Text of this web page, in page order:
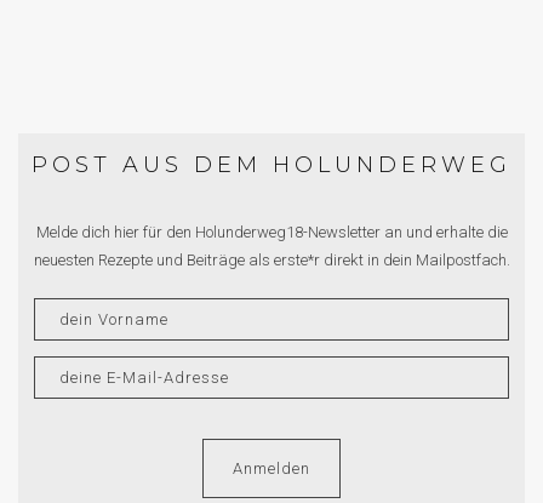
POST AUS DEM HOLUNDERWEG
Melde dich hier für den Holunderweg18-Newsletter an und erhalte die
neuesten Rezepte und Beiträge als erste*r direkt in dein Mailpostfach.